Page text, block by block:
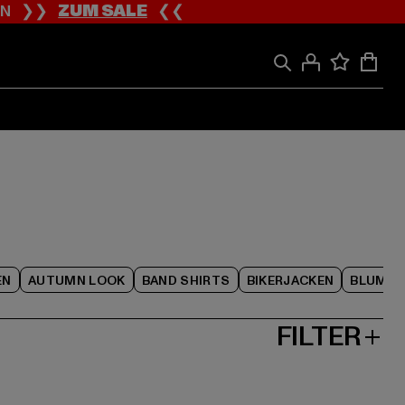
❯❯ZUM SALE❮❮
AUTUMN LOOK BAND SHIRTS BIKERJACKEN
FILTER